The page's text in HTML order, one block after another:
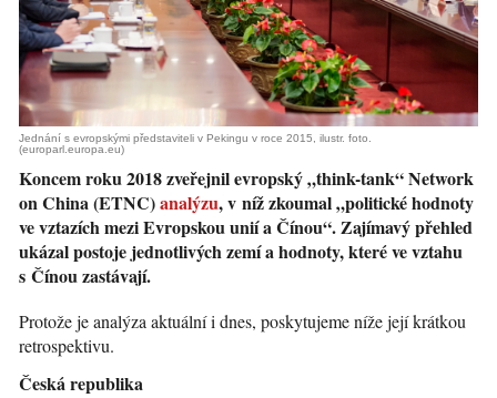
Jednání s evropskými představiteli v Pekingu v roce 2015, ilustr. foto.
(europarl.europa.eu)
Koncem roku 2018 zveřejnil evropský „think-tank“ Network
on China (ETNC)analýzu, v níž zkoumal „politické hodnoty
ve vztazích mezi Evropskou unií a Čínou“. Zajímavý přehled
ukázal postoje jednotlivých zemí a hodnoty, které ve vztahu
s Čínou zastávají.
Protože je analýza aktuální i dnes, poskytujeme níže její krátkou
retrospektivu.
Česká republika